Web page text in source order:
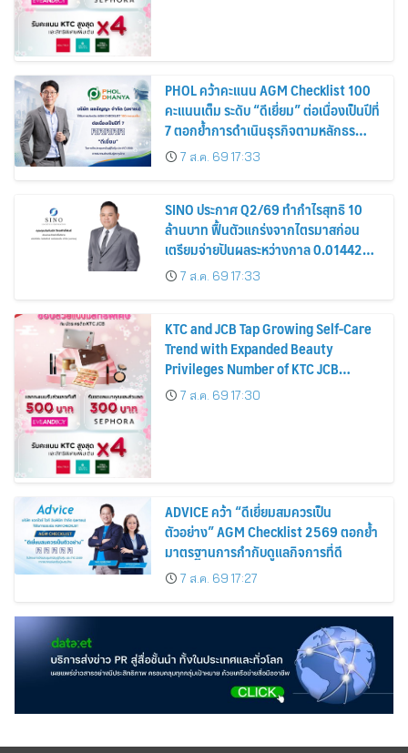
PHOL คว้าคะแนน AGM Checklist 100
คะแนนเต็ม ระดับ “ดีเยี่ยม” ต่อเนื่องเป็นปีที่
7 ตอกย้ำการดำเนินธุรกิจตามหลักธร
รมาภิบาล โปร่งใส สร้างความเชื่อมั่นผู้ถือ
หุ้น
7 ส.ค. 69 17:33
SINO ประกาศ Q2/69 ทำกำไรสุทธิ 10
ล้านบาท ฟื้นตัวแกร่งจากไตรมาสก่อน
เตรียมจ่ายปันผลระหว่างกาล 0.014423
บาทต่อหุ้น ครึ่งปีหลังมุ่งเติบโตต่อเนื่อง
7 ส.ค. 69 17:33
KTC and JCB Tap Growing Self-Care
Trend with Expanded Beauty
Privileges Number of KTC JCB
Cardmembers Spending on
Cosmetics Rises 26%
7 ส.ค. 69 17:30
ADVICE คว้า “ดีเยี่ยมสมควรเป็น
ตัวอย่าง” AGM Checklist 2569 ตอกย้ำ
มาตรฐานการกำกับดูแลกิจการที่ดี
7 ส.ค. 69 17:27